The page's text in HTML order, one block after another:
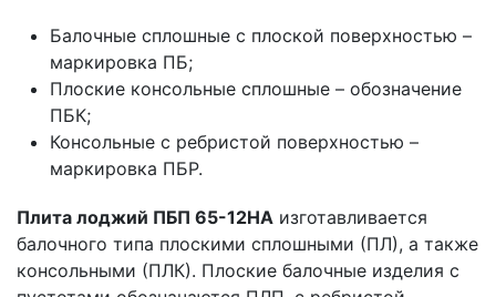
Балочные сплошные с плоской поверхностью –
маркировка ПБ;
Плоские консольные сплошные – обозначение
ПБК;
Консольные с ребристой поверхностью –
маркировка ПБР.
Плита лоджий ПБП 65-12НА изготавливается
балочного типа плоскими сплошными (ПЛ), а также
консольными (ПЛК). Плоские балочные изделия с